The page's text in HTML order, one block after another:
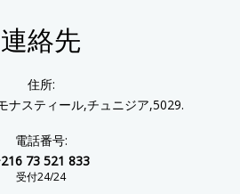
連絡先
住所:
ナスティール,チュニジア,5029.
電話番号:
73 521 833
受付24/24